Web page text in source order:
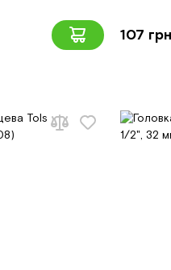
107 грн